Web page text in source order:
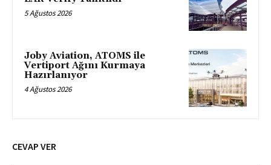
5 Ağustos 2026
Joby Aviation, ATOMS ile
Vertiport Ağını Kurmaya
Hazırlanıyor
4 Ağustos 2026
CEVAP VER